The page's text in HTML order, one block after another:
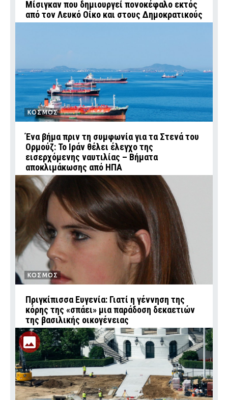
Μίσιγκαν που δημιουργεί πονοκέφαλο εκτός
από τον Λευκό Οίκο και στους Δημοκρατικούς
ΚΟΣΜΟΣ
Ένα βήμα πριν τη συμφωνία για τα Στενά του
Ορμούζ: Το Ιράν θέλει έλεγχο της
εισερχόμενης ναυτιλίας – Βήματα
αποκλιμάκωσης από ΗΠΑ
ΚΟΣΜΟΣ
Πριγκίπισσα Ευγενία: Γιατί η γέννηση της
κόρης της «σπάει» μια παράδοση δεκαετιών
της βασιλικής οικογένειας